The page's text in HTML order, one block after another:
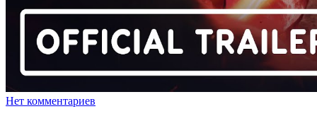
Нет комментариев